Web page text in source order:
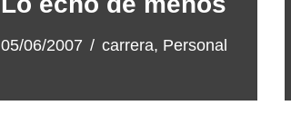
05/06/2007 carrera, Personal